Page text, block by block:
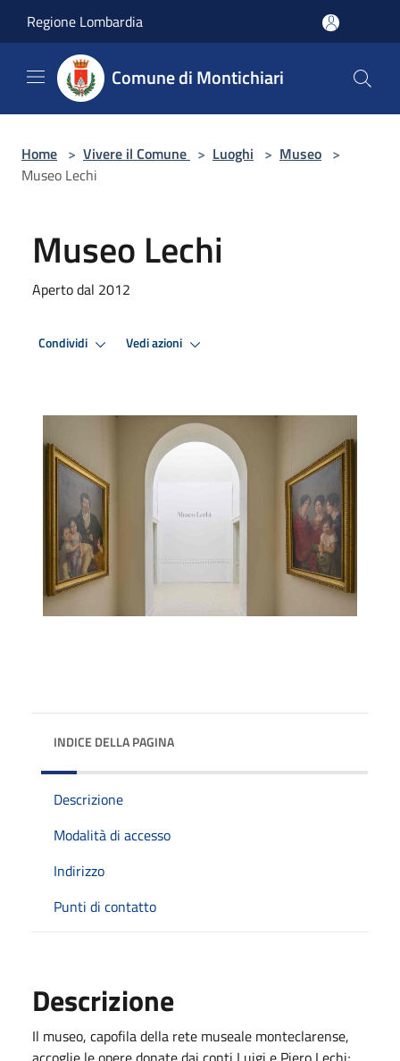
Regione Lombardia
Comune di Montichiari
Home > Vivere il Comune > Luoghi > Museo >
Museo Lechi
Museo Lechi
Aperto dal 2012
Condividi Vedi azioni
INDICE DELLA PAGINA
Descrizione
Modalità di accesso
Indirizzo
Punti di contatto
Descrizione
Il museo, capofila della rete museale monteclarense,